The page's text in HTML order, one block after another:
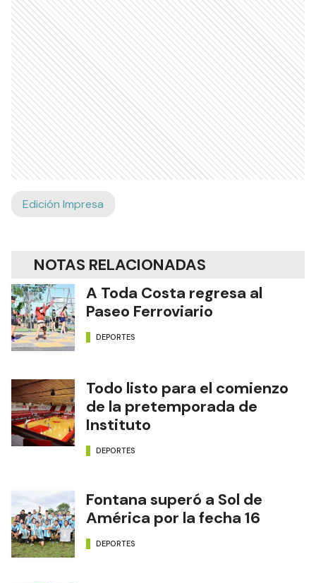
Edición Impresa
NOTAS RELACIONADAS
A Toda Costa regresa al
Paseo Ferroviario
DEPORTES
Todo listo para el comienzo
de la pretemporada de
Instituto
DEPORTES
Fontana superó a Sol de
América por la fecha 16
DEPORTES